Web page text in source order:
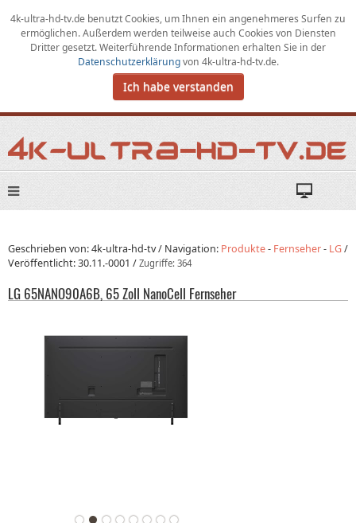
4k-ultra-hd-tv.de benutzt Cookies, umIhnen ein angenehmeres Surfen zu
ermöglichen.Außerdem werden teilweise auch Cookies von Diensten
Dritter gesetzt. Weiterführende Informationen erhalten Sie in der
Datenschutzerklärungvon 4k-ultra-hd-tv.de.
Ich habe verstanden
Geschrieben von: 4k-ultra-hd-tv / Navigation: Produkte- Fernseher- LG/
Veröffentlicht:30.11.-0001 / Zugriffe: 364
LG 65NANO90A6B, 65 Zoll NanoCell Fernseher